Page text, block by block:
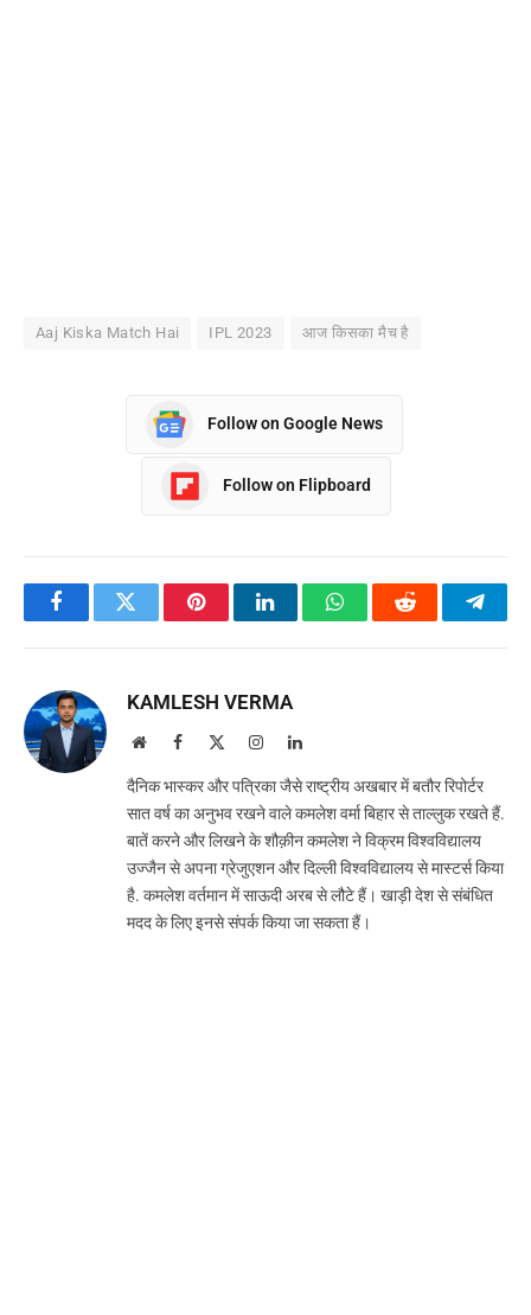
Aaj Kiska Match Hai IPL 2023 आज किसका मैच है
Follow on Google News
Follow on Flipboard
FacebookTwitter PinterestLinkedInWhatsAppReddit
KAMLESH VERMA
WebsiteFacebook InstagramLinkedIn
दैनिक भास्कर और पत्रिका जैसे राष्ट्रीय अखबार में बतौर रिपोर्टर
सात वर्ष का अनुभव रखने वाले कमलेश वर्मा बिहार से ताल्लुक रखते हैं.
बातें करने और लिखने के शौक़ीन कमलेश ने विक्रम विश्वविद्यालय
उज्जैन से अपना ग्रेजुएशन और दिल्ली विश्वविद्यालय से मास्टर्स किया
है. कमलेश वर्तमान में साऊदी अरब से लौटे हैं। खाड़ी देश से संबंधित
मदद के लिए इनसे संपर्क किया जा सकता हैं।